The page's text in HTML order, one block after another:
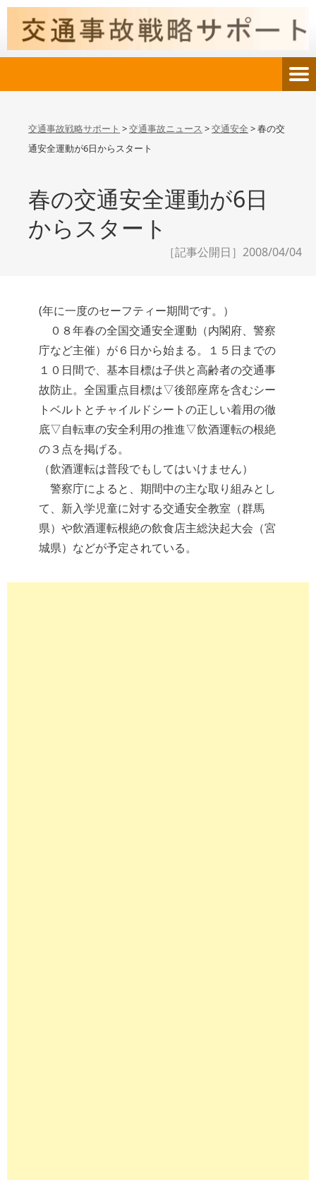
交通事故戦略サポート >交通事故ニュース >交通安全 >春の交
通安全運動が6日からスタート
春の交通安全運動が6日
からスタート
［記事公開日］2008/04/04
(年に一度のセーフティー期間です。）
０８年春の全国交通安全運動（内閣府、警察
庁など主催）が６日から始まる。１５日までの
１０日間で、基本目標は子供と高齢者の交通事
故防止。全国重点目標は▽後部座席を含むシー
トベルトとチャイルドシートの正しい着用の徹
底▽自転車の安全利用の推進▽飲酒運転の根絶
の３点を掲げる。
（飲酒運転は普段でもしてはいけません）
警察庁によると、期間中の主な取り組みとし
て、新入学児童に対する交通安全教室（群馬
県）や飲酒運転根絶の飲食店主総決起大会（宮
城県）などが予定されている。